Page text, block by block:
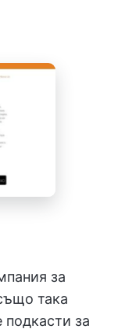
за
така
за